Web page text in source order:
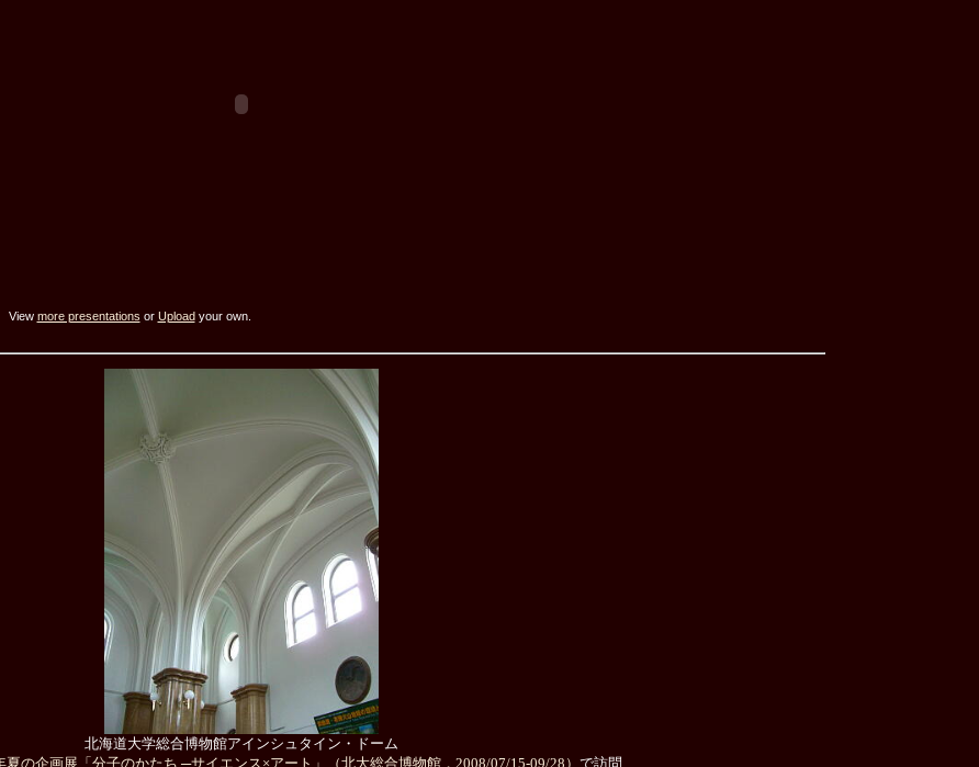
View more presentations or Uploadyour own.
北海道大学総合博物館アインシュタイン・ドーム
の企画展「分子のかたち ─サイエンス×アート」（北大総合博物館，2008/07/15-09/28） で訪問